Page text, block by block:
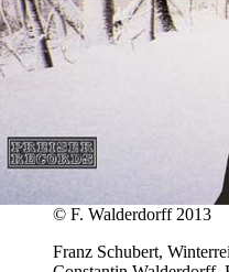
© F. Walderdorff 2013
Franz Schubert,